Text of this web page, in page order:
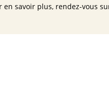
en savoir plus, rendez-vous